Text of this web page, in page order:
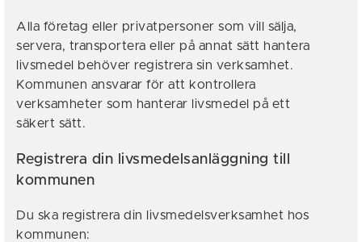
Alla företag eller privatpersoner som vill sälja,
servera, transportera eller på annat sätt hantera
livsmedel behöver registrera sin verksamhet.
Kommunen ansvarar för att kontrollera
verksamheter som hanterar livsmedel på ett
säkert sätt.
Registrera din livsmedelsanläggning till
kommunen
Du ska registrera din livsmedelsverksamhet hos
kommunen: